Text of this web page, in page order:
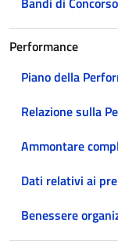
Performance
Piano della
Relazione sulla
Ammontare
Dati relativi ai
Benessere